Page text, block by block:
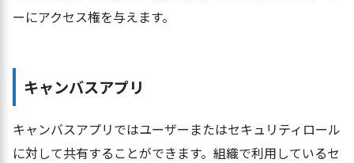
ーにアクセス権を与えます。
キャンバスアプリ
キャンバスアプリではユーザーまたはセキュリティロール
に対して共有することができます。組織で利用しているセ